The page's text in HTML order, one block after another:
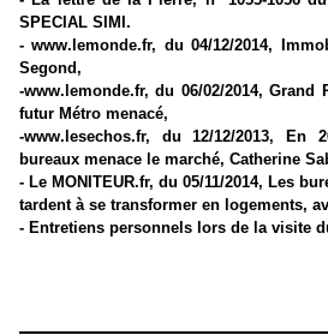
SPECIAL SIMI.
- www.lemonde.fr, du 04/12/2014,
Segond,
-www.lemonde.fr, du 06/02/2014,
futur Métro menacé,
-www.lesechos.fr, du 12/12/2013,
bureaux menace le marché, Catherine
- Le MONITEUR.fr, du 05/11/2014, Les
tardent à se transformer en logements,
- Entretiens personnels lors de la visite